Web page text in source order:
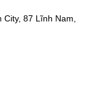
City, 87 Lĩnh Nam,